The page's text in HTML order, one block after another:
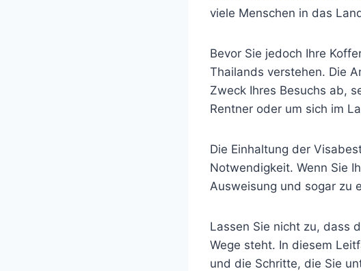
viele Menschen in das
Bevor Sie jedoch Ihre
Thailands verstehen. Die
Zweck Ihres Besuchs ab,
Rentner oder um sich im
Die Einhaltung der
Notwendigkeit. Wenn Sie
Ausweisung und sogar zu
Lassen Sie nicht zu, dass
Wege steht. In diesem
und die Schritte, die Sie